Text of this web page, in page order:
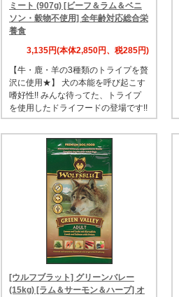
ミート (907g) [ビーフ＆ラム＆ベニ
ソン・穀物不使用] 全年齢対応総合栄
養食
3,135円(本体2,850円、税285円)
【牛・鹿・羊の3種類のトライプを贅
沢に使用★】 犬の本能を呼び起こす
嗜好性!! みんな待ってた、トライプ
を使用したドライフードの登場です!!
[ウルフブラット] グリーンバレー
(15kg) [ラム＆サーモン＆ハーブ] オ